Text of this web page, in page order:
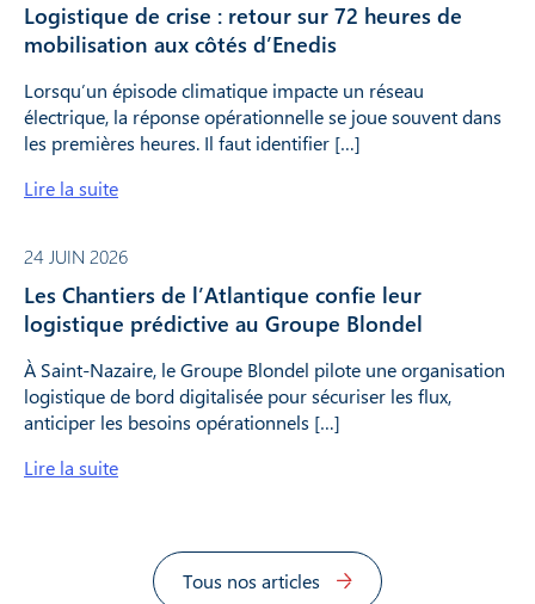
Logistique de crise : retour sur 72 heures de
mobilisation aux côtés d’Enedis
Lorsqu’un épisode climatique impacte un réseau
électrique, la réponse opérationnelle se joue souvent dans
les premières heures. Il faut identifier […]
Lire la suite
24 JUIN 2026
Les Chantiers de l’Atlantique confie leur
logistique prédictive au Groupe Blondel
À Saint-Nazaire, le Groupe Blondel pilote une organisation
logistique de bord digitalisée pour sécuriser les flux,
anticiper les besoins opérationnels […]
Lire la suite
Tous nos articles